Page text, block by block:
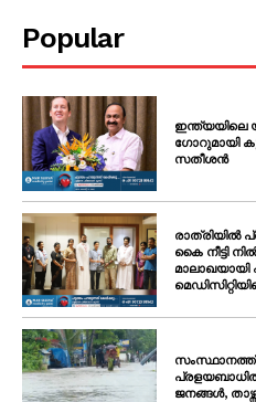
Popular
ഗോറുമായി
സതീശൻ
രാത്രിയിൽ
കൈ നീട്ടി
ജനങ്ങൾ,